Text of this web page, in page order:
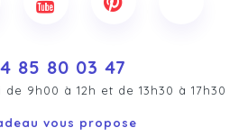
85 80 03 47
9h00 à 12h et de 13h30 à 17h30
vous propose